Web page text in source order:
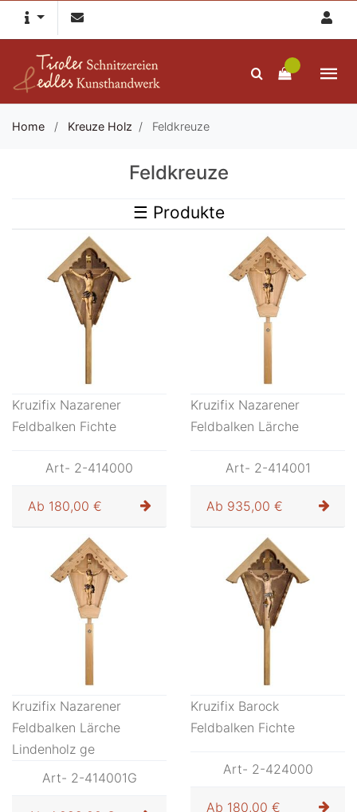
Home / Kreuze Holz / Feldkreuze
Feldkreuze
☰ Produkte
Kruzifix Nazarener
Feldbalken Fichte
Art- 2-414000
Ab 180,00 €
Kruzifix Nazarener
Feldbalken Lärche
Art- 2-414001
Ab 935,00 €
Kruzifix Nazarener
Feldbalken Lärche
Lindenholz ge
Art- 2-414001G
Kruzifix Barock
Feldbalken Fichte
Art- 2-424000
Ab 180,00 €